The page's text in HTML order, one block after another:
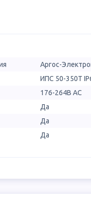
Аргос-
ИПС 50-350Т
176-264В AC
Да
Да
Да